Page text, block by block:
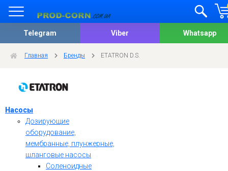
Telegram Viber Whatsapp
Главная Бренды ETATRON D.S.
Насосы
Дозирующие
оборудование,
мембранные, плунжерные,
шланговые насосы
Соленоидные